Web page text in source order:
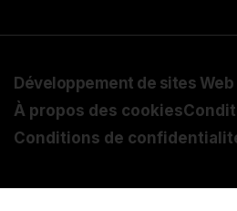
Développement de sites Web
À propos des cookies
Conditions de